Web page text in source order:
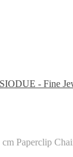
Paperclip